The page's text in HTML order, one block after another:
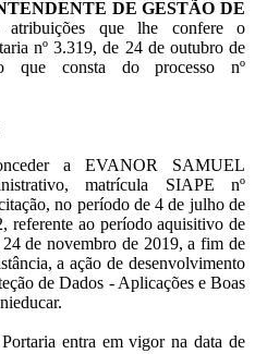
DE GESTÃO DE
que lhe confere o
nº 3.319, de 24 de outubro de
que consta do processo nº
a EVANOR SAMUEL
matrícula SIAPE nº
no período de 4 de julho de
referente ao período aquisitivo de
de novembro de 2019, a fim de
a ação de desenvolvimento
de Dados - Aplicações e Boas
entra em vigor na data de